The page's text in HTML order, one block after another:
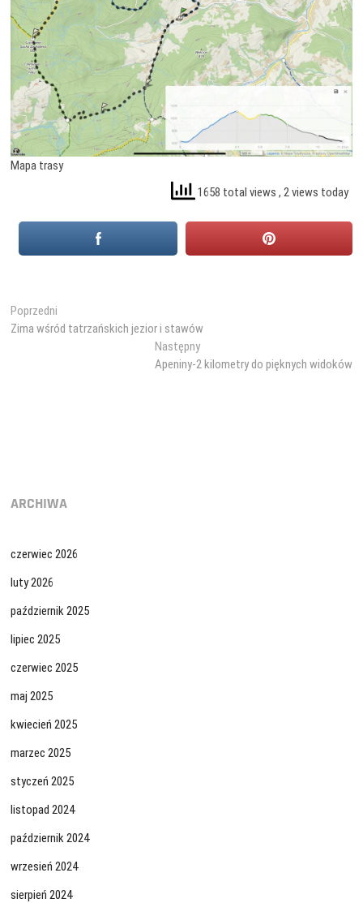
Mapa trasy
1658 total views , 2 views today
Nawigacja
wpisu
Poprzedni
wpis:
Zima wśród tatrzańskich jezior i stawów
NastępnyNastępny
wpis:
Apeniny-2 kilometry do pięknych widoków
ARCHIWA
czerwiec 2026
luty 2026
październik 2025
lipiec 2025
czerwiec 2025
maj 2025
kwiecień 2025
marzec 2025
styczeń 2025
listopad 2024
październik 2024
wrzesień 2024
sierpień 2024